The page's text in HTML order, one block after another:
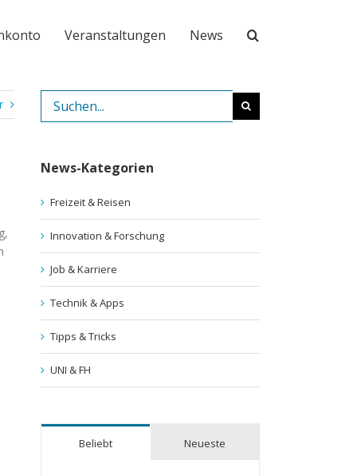
Veranstaltungen News
nach:
News-Kategorien
Freizeit & Reisen
Innovation & Forschung
Job & Karriere
Technik & Apps
Tipps & Tricks
UNI & FH
Beliebt Neueste